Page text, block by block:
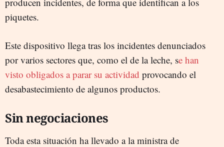
piquetes.
Este dispositivo llega tras los incidentes denunciados
por varios sectores que, como el de la leche, se han
visto obligados a parar su actividad provocando el
desabastecimiento de algunos productos.
Sin negociaciones
Toda esta situación ha llevado a la ministra de